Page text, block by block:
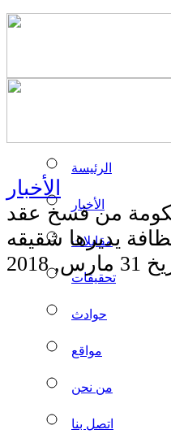
الرئيسة
الأخبار
مقابلات
تحقيقات
حوادث
مواقع
من نحن
اتصل بنا
الأخبار
من فسخ عقد
يديرها شقيقه
2018